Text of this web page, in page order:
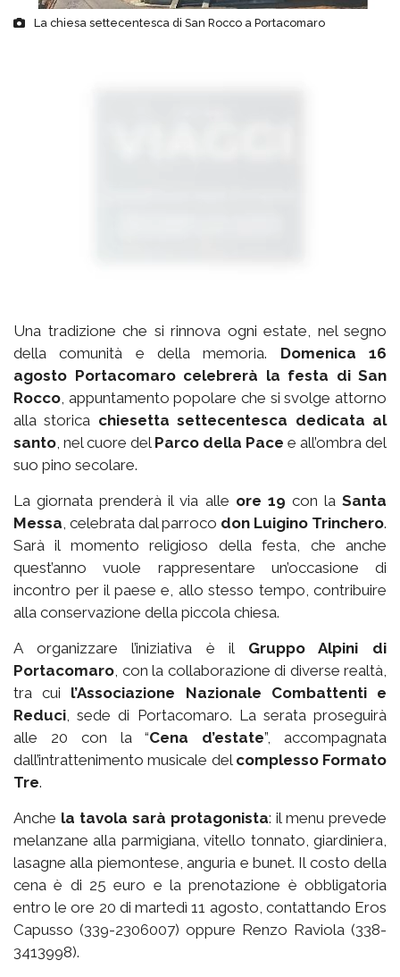
La chiesa settecentesca di San Rocco a Portacomaro
Una tradizione che si rinnova ogni estate, nel segno
della comunità e della memoria. Domenica 16
agosto Portacomaro celebrerà la festa di San
Rocco , appuntamento popolare che si svolge attorno
alla storica chiesetta settecentesca dedicata al
santo , nel cuore del Parco della Pace e all’ombra del
suo pino secolare.
La giornata prenderà il via alle ore 19 con laSanta
Messa , celebrata dal parroco don Luigino Trinchero.
Sarà il momento religioso della festa, che anche
quest’anno vuole rappresentare un’occasione di
incontro per il paese e, allo stesso tempo, contribuire
alla conservazione della piccola chiesa.
A organizzare l’iniziativa è il Gruppo Alpini di
Portacomaro , con la collaborazione di diverse realtà,
tra cui l’Associazione Nazionale Combattenti e
Reduci , sede di Portacomaro. La serata proseguirà
alle 20 con la “Cena d’estate”, accompagnata
dall’intrattenimento musicale del complesso Formato
Tre.
Anche la tavola sarà protagonista: il menu prevede
melanzane alla parmigiana, vitello tonnato, giardiniera,
lasagne alla piemontese, anguria e bunet. Il costo della
cena è di 25 euro e la prenotazione è obbligatoria
entro le ore 20 di martedì 11 agosto, contattando Eros
Capusso (339-2306007) oppure Renzo Raviola (338-
3413998).